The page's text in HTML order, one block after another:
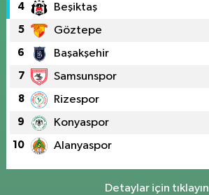
4 Beşiktaş
5 Göztepe
6 Başakşehir
7 Samsunspor
8 Rizespor
9 Konyaspor
10 Alanyaspor
Detaylar için tıklayın